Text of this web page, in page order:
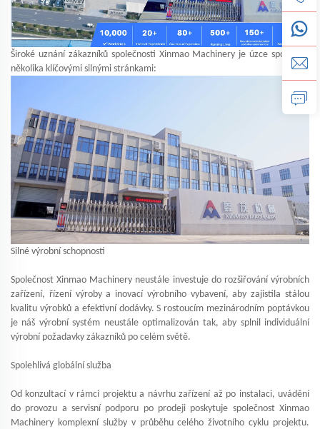
Široké uznání zákazníků společnosti Xinmao Machinery je úzce spojeno s
několika klíčovými silnými stránkami:
Silné výrobní schopnosti
Společnost Xinmao Machinery neustále investuje do rozšiřování výrobních
zařízení, řízení výroby a inovací výrobního vybavení, aby zajistila stálou
kvalitu výrobků a efektivní dodávky. S rostoucím mezinárodním poptávkou
je náš výrobní systém neustále optimalizován tak, aby splnil individuální
výrobní požadavky zákazníků po celém světě.
Spolehlivá globální služba
Od konzultací v rámci projektu a návrhu zařízení až po instalaci, uvádění
do provozu a servisní podporu po prodeji poskytuje společnost Xinmao
Machinery komplexní služby v průběhu celého životního cyklu projektu.